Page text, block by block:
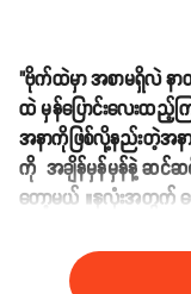
"ဗိုက်ထဲမှာ အစာမရှိလဲ န
ထဲ မှန်ပြောင်းလေးထ
အနာကိုဖြစ်လို့နည်းတဲ့အန
ကို အချိန်မှန်မှန်နဲ့ ဆင်ဆင်
တော့မယ် ။နှလုံးအတွက် ပ